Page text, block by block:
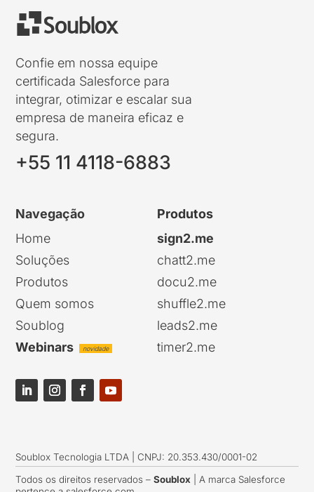
Confie em nossa equipe
certificada Salesforce para
integrar, otimizar e escalar sua
empresa de maneira eficaz e
segura.
+55 11 4118-6883
Navegação
Home
Soluções
Produtos
Quem somos
Soublog
Webinars
novidade
Produtos
sign2.me
chatt2.me
docu2.me
shuffle2.me
leads2.me
timer2.me
Soublox Tecnologia LTDA | CNPJ: 20.353.430/0001-02
Todos os direitos reservados –Soublox | A marca Salesforce